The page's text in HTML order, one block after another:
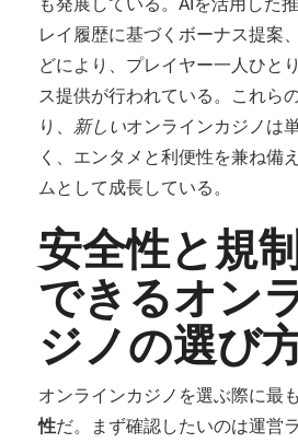
レイ履歴に基づくボーナス提案
どにより、プレイヤー一人ひと
ス提供が行われている。これら
り、 新しいオンラインカジノは
く、エンタメと利便性を兼ね備
ムとして成長している。
安全性と規
できるオン
ジノの選び
オンラインカジノを選ぶ際に最
性だ。まず確認したいのは運営